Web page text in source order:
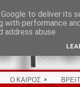
Ο ΚΑΙΡΟΣ »
to deliver its
with performance
abuse.